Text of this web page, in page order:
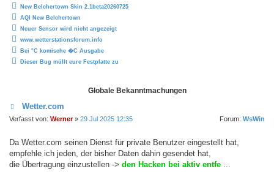
New Belchertown Skin 2.1beta20260725
AQI New Belchertown
Neuer Sensor wird nicht angezeigt
www.wetterstationsforum.info
Bei °C komische �C Ausgabe
Dieser Bug müllt eure Festplatte zu
Globale Bekanntmachungen
Wetter.com
Verfasst von: Werner» 29 Jul 2025 12:35 Forum: WsWin
Da Wetter.com seinen Dienst für private Benutzer eingestellt hat,
empfehle ich jeden, der bisher Daten dahin gesendet hat,
die Übertragung einzustellen -> den Hacken bei aktiv entfe ...